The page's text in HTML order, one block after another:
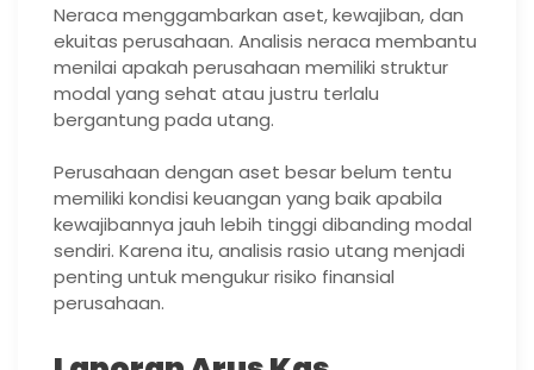
Neraca menggambarkan aset, kewajiban, dan
ekuitas perusahaan. Analisis neraca membantu
menilai apakah perusahaan memiliki struktur
modal yang sehat atau justru terlalu
bergantung pada utang.
Perusahaan dengan aset besar belum tentu
memiliki kondisi keuangan yang baik apabila
kewajibannya jauh lebih tinggi dibanding modal
sendiri. Karena itu, analisis rasio utang menjadi
penting untuk mengukur risiko finansial
perusahaan.